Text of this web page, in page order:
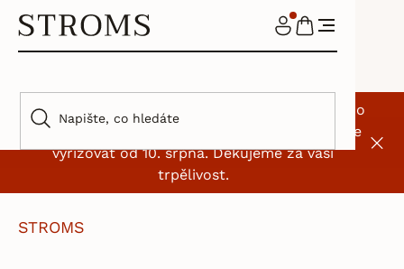
obsah
🌿 I my jsme si na chvíli odskočili od klubíček. Do
9. srpna máme dovolenou, objednávky začneme
vyřizovat od 10. srpna. Děkujeme za vaši
trpělivost.
NÁKUPNÍ
KOŠÍK
STROMS